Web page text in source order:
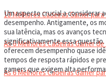
10 Melhores Cadeiras Gamer
As 6 Melhores Cadeiras Gamer
As 6 Melhores Cadeiras Gamer
Um aspecto crucial a considerar
desempenho. Antigamente, os
sua latência, mas os avanços
significativamente essa
oferecem desempenho quase
tempos de resposta rápidos e
gamers que exigem alta